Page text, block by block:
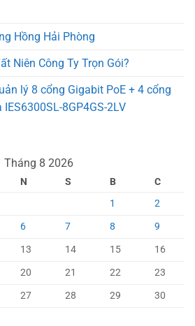
Hồng Hải Phòng
Niên Công Ty Trọn Gói?
lý 8 cổng Gigabit PoE + 4 cổng
8GP4GS-2LV
Tháng 8 2026
N S B
C
1
2
6 7 8
9
13 14 15
16
20 21 22
23
27 28 29
30